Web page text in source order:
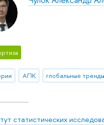
АПК глобальные тренды
статистических